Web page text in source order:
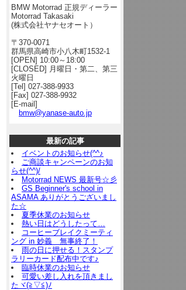
BMW Motorrad 正規ディーラー
Motorrad Takasaki
(株式会社ヤナセオート）
〒370-0071
群馬県高崎市小八木町1532-1
[OPEN] 10:00～18:00
[CLOSED] 月曜日・第二、第三
火曜日
[Tel] 027-388-9933
[Fax] 027-388-9932
[E-mail]
bmw@yanase-auto.jp
最新の記事
イベントのお知らせ(^^♪
ご商談キャンペーンのお知
らせ(^^)/
Motorrad NEWS 最新号☆彡
GS Beginner's school in
ASAMA ありがとうございまし
た☆
夏季休業のお知らせ
熱い日はどうしたって…
コーヒーブレイクミーティ
ング in 妙義 無事終了！
雨の日に押せる！スタンプ
ラリーカード配布中です♪
臨時休業のお知らせ
可愛い差し入れを頂きまし
たヾ(≧▽≦)ﾉ